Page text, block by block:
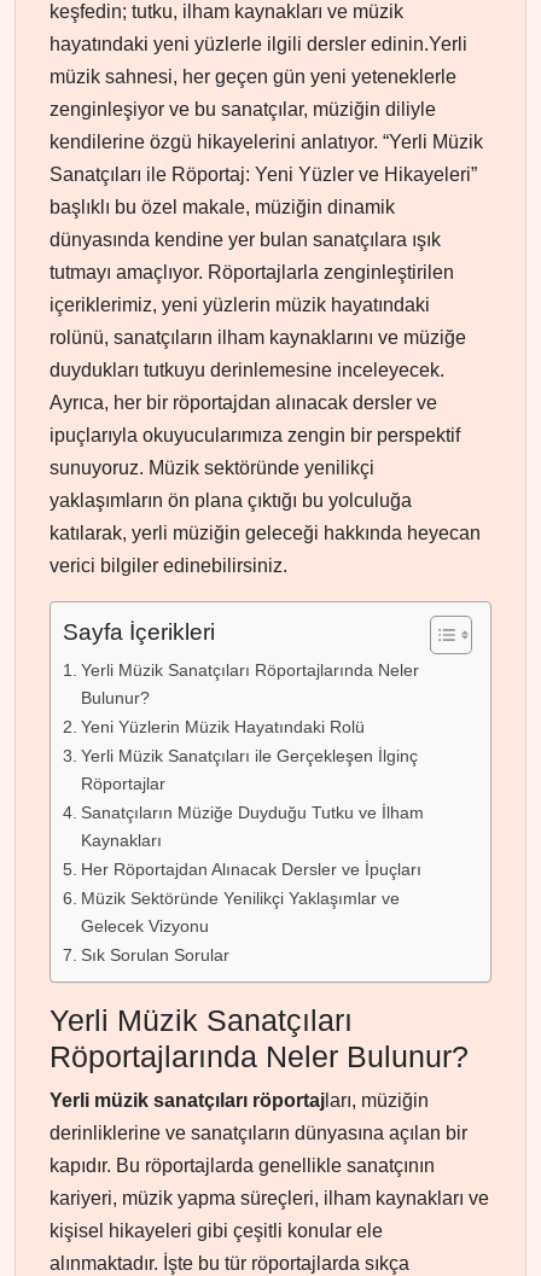
keşfedin; tutku, ilham kaynakları ve müzik
hayatındaki yeni yüzlerle ilgili dersler edinin.Yerli
müzik sahnesi, her geçen gün yeni yeteneklerle
zenginleşiyor ve bu sanatçılar, müziğin diliyle
kendilerine özgü hikayelerini anlatıyor. “Yerli Müzik
Sanatçıları ile Röportaj: Yeni Yüzler ve Hikayeleri”
başlıklı bu özel makale, müziğin dinamik
dünyasında kendine yer bulan sanatçılara ışık
tutmayı amaçlıyor. Röportajlarla zenginleştirilen
içeriklerimiz, yeni yüzlerin müzik hayatındaki
rolünü, sanatçıların ilham kaynaklarını ve müziğe
duydukları tutkuyu derinlemesine inceleyecek.
Ayrıca, her bir röportajdan alınacak dersler ve
ipuçlarıyla okuyucularımıza zengin bir perspektif
sunuyoruz. Müzik sektöründe yenilikçi
yaklaşımların ön plana çıktığı bu yolculuğa
katılarak, yerli müziğin geleceği hakkında heyecan
verici bilgiler edinebilirsiniz.
Sayfa İçerikleri
Yerli Müzik Sanatçıları Röportajlarında Neler
Bulunur?
Yeni Yüzlerin Müzik Hayatındaki Rolü
Yerli Müzik Sanatçıları ile Gerçekleşen İlginç
Röportajlar
Sanatçıların Müziğe Duyduğu Tutku ve İlham
Kaynakları
Her Röportajdan Alınacak Dersler ve İpuçları
Müzik Sektöründe Yenilikçi Yaklaşımlar ve
Gelecek Vizyonu
Sık Sorulan Sorular
Yerli Müzik Sanatçıları
Röportajlarında Neler Bulunur?
Yerli müzik sanatçıları röportaj ları, müziğin
derinliklerine ve sanatçıların dünyasına açılan bir
kapıdır. Bu röportajlarda genellikle sanatçının
kariyeri, müzik yapma süreçleri, ilham kaynakları ve
kişisel hikayeleri gibi çeşitli konular ele
alınmaktadır. İşte bu tür röportajlarda sıkça